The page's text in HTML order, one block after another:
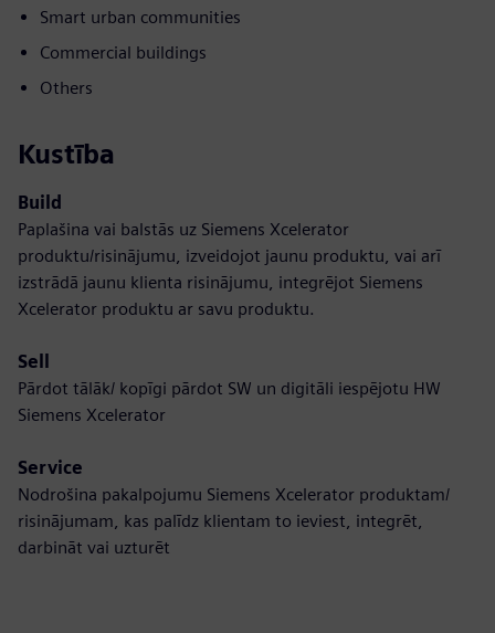
Smart urban communities
Commercial buildings
Others
Kustība
Build
Paplašina vai balstās uz Siemens Xcelerator
produktu/risinājumu, izveidojot jaunu produktu, vai arī
izstrādā jaunu klienta risinājumu, integrējot Siemens
Xcelerator produktu ar savu produktu.
Sell
Pārdot tālāk/ kopīgi pārdot SW un digitāli iespējotu HW
Siemens Xcelerator
Service
Nodrošina pakalpojumu Siemens Xcelerator produktam/
risinājumam, kas palīdz klientam to ieviest, integrēt,
darbināt vai uzturēt